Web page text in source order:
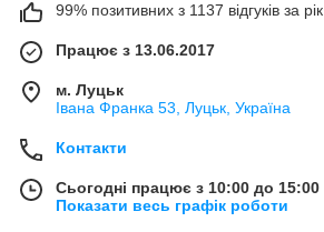
99% позитивних з 1137 відгуків за рік
Працює з 13.06.2017
м. Луцьк
Івана Франка 53, Луцьк, Україна
Контакти
Сьогодні працює з 10:00 до 15:00
Показати весь графік роботи